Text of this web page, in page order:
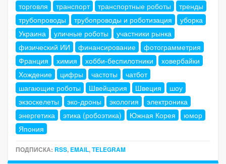
торговля
транспорт транспортные роботы
тренды
трубопроводы
трубопроводы и роботизация
уборка
Украина
уличные роботы
участники рынка
физический ИИ
финансирование
фотограмметрия
Франция
химия хобби-беспилотники
ховербайки
Хождение
цифры частоты
чатбот
шагающие роботы
Швейцария Швеция
шоу
экзоскелеты
эко-дроны экология
электроника
энергетика
этика (робоэтика) Южная Корея
юмор
Япония
ПОДПИСКА: RSS, EMAIL,TELEGRAM